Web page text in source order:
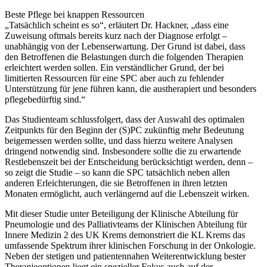
Beste Pflege bei knappen Ressourcen
„Tatsächlich scheint es so“, erläutert Dr. Hackner, „dass eine
Zuweisung oftmals bereits kurz nach der Diagnose erfolgt –
unabhängig von der Lebenserwartung. Der Grund ist dabei, dass
den Betroffenen die Belastungen durch die folgenden Therapien
erleichtert werden sollen. Ein verständlicher Grund, der bei
limitierten Ressourcen für eine SPC aber auch zu fehlender
Unterstützung für jene führen kann, die austherapiert und besonders
pflegebedürftig sind.“
Das Studienteam schlussfolgert, dass der Auswahl des optimalen
Zeitpunkts für den Beginn der (S)PC zukünftig mehr Bedeutung
beigemessen werden sollte, und dass hierzu weitere Analysen
dringend notwendig sind. Insbesondere sollte die zu erwartende
Restlebenszeit bei der Entscheidung berücksichtigt werden, denn –
so zeigt die Studie – so kann die SPC tatsächlich neben allen
anderen Erleichterungen, die sie Betroffenen in ihren letzten
Monaten ermöglicht, auch verlängernd auf die Lebenszeit wirken.
Mit dieser Studie unter Beteiligung der Klinische Abteilung für
Pneumologie und des Palliativteams der Klinischen Abteilung für
Innere Medizin 2 des UK Krems demonstriert die KL Krems das
umfassende Spektrum ihrer klinischen Forschung in der Onkologie.
Neben der stetigen und patientennahen Weiterentwicklung bester